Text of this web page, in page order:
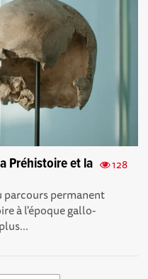
128
Préhistoire et la
parcours permanent
à l'époque gallo-